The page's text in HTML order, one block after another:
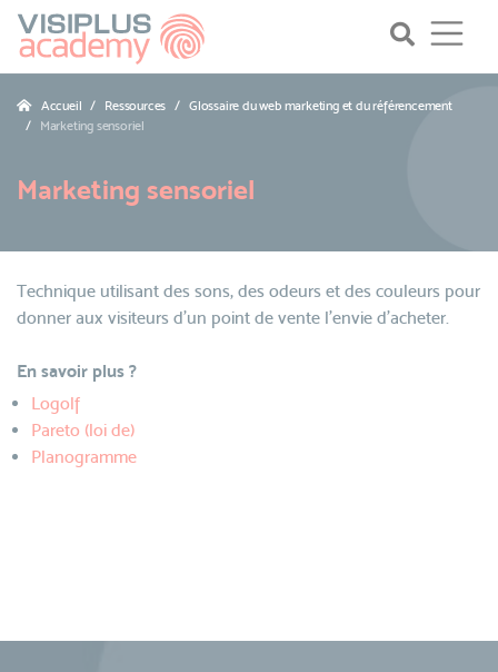
Accueil Ressources
Glossaire du web marketing et du référencement
Marketing sensoriel
Marketing sensoriel
Technique utilisant des sons, des odeurs et des couleurs pour
donner aux visiteurs d’un point de vente l’envie d’acheter.
En savoir plus ?
Logolf
Pareto (loi de)
Planogramme